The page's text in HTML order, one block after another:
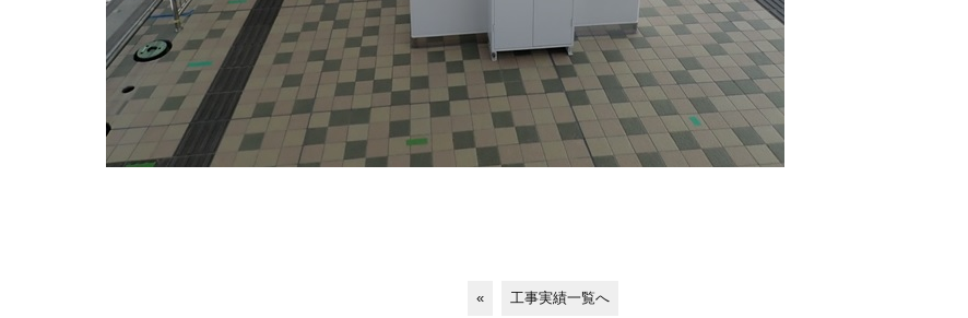
« 工事実績一覧へ